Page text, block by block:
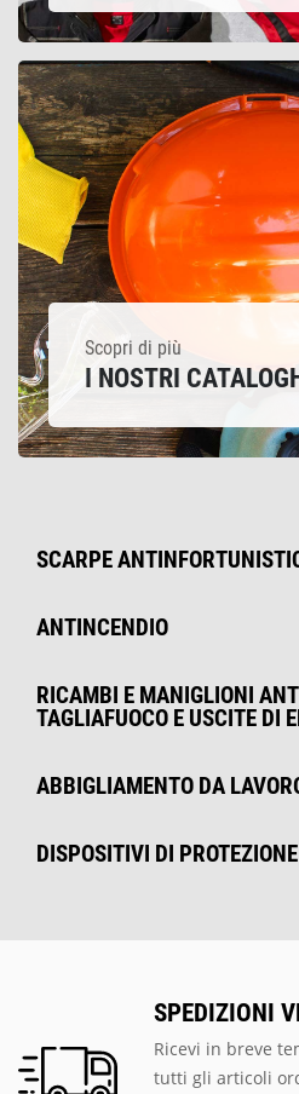
Scopri di più
I NOSTRI
SCARPE
ANTINCENDIO
RICAMBI E MANIGLIONI
TAGLIAFUOCO E USCITE DI
ABBIGLIAMENTO DA
DISPOSITIVI DI
SPEDIZIONI
Ricevi in breve
tutti gli articoli